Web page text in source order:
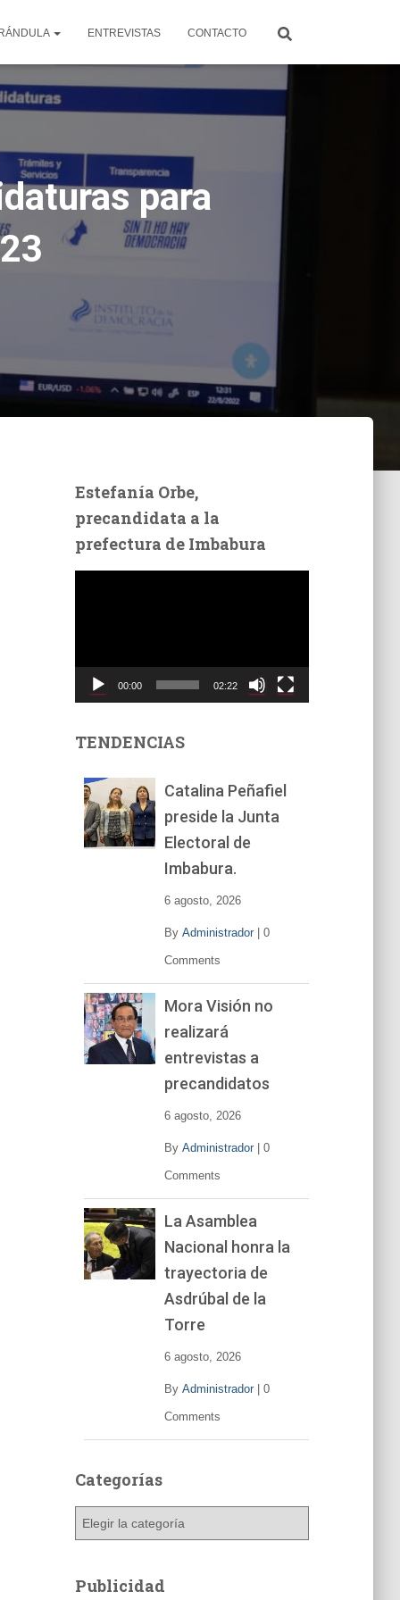
ENTREVISTAS CONTACTO
para
Estefanía Orbe,
precandidata a la
prefectura de Imbabura
t
00:00 02:22
TENDENCIAS
Catalina Peñafiel
preside la Junta
Electoral de
Imbabura.
6 agosto, 2026
By Administrador| 0
Comments
Mora Visión no
realizará
entrevistas a
precandidatos
6 agosto, 2026
By Administrador| 0
Comments
La Asamblea
Nacional honra la
trayectoria de
Asdrúbal de la
Torre
6 agosto, 2026
By Administrador| 0
Comments
Categorías
g
Publicidad